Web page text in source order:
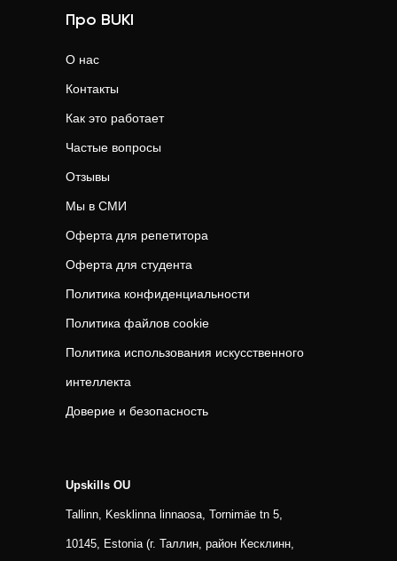
Про BUKI
О нас
Контакты
Как это работает
Частые вопросы
Отзывы
Мы в СМИ
Оферта для репетитора
Оферта для студента
Политика конфиденциальности
Политика файлов cookie
Политика использования искусственного
интеллекта
Доверие и безопасность
Upskills OU
Tallinn, Kesklinna linnaosa, Tornimäe tn 5,
10145, Estonia (г. Таллин, район Кесклинн,